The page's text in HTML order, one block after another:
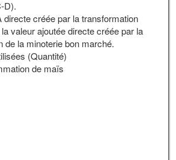
D).
directe créée par la transformation
valeur ajoutée directe créée par la
de la minoterie bon marché.
(Quantité)
de maïs